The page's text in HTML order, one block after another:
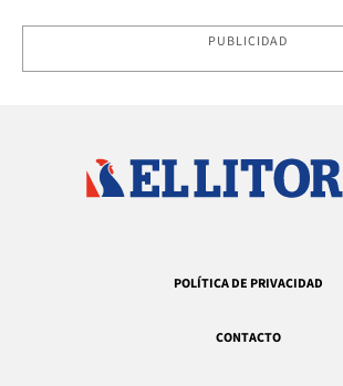
PUBLICIDAD
POLÍTICA DE PRIVACIDAD
CONTACTO